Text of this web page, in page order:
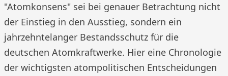
"Atomkonsens" sei bei genauer Betrachtung nicht
der Einstieg in den Ausstieg, sondern ein
jahrzehntelanger Bestandsschutz für die
deutschen Atomkraftwerke. Hier eine Chronologie
der wichtigsten atompolitischen Entscheidungen